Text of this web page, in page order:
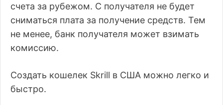
счета за рубежом. С получателя не будет
сниматься плата за получение средств. Тем
не менее, банк получателя может взимать
комиссию.
Создать кошелек Skrill в США можно легко и
быстро.